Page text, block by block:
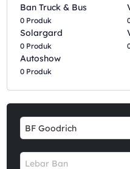
Ban Truck & Bus
0 Produk
Solargard
0 Produk
Autoshow
0 Produk
BF Goodrich
Lebar Ban